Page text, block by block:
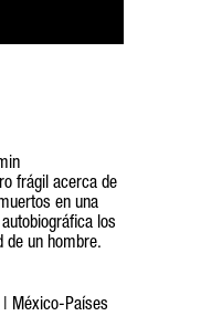
frágil acerca de
en una
los
de un hombre.
| México-Países